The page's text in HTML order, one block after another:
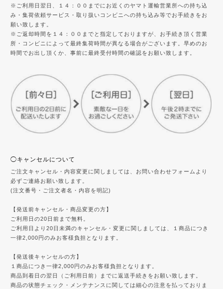
※ご利用日翌日、１４：００までにお近くのヤマト運輸営業所への持ち込
み・集荷依頼サービス・取り扱いコンビニへの持ち込み等でお手続きをお
願い致します。
※ご返却時間を１４：００までと指定しておりますが、お手続き頂く営業
所・コンビニによって最終集荷時間が異なる場合がございます。早めのお
時間でお出し頂くか、事前に最終受付時間の確認をお願い致します。
◯キャンセルについて
ご注文キャンセル・内容変更に関しましては、お問い合わせフォームより
必ずご連絡お願い致します。
(注文番号・ご注文者名・内容を明記)
【発送前キャンセル・商品変更の方】
ご利用日の20日前まで無料。
ご利用日より20日未満のキャンセル・変更に関しましては、１商品につき
一律2,000円のみお客様負担となります。
【発送後キャンセルの方】
１商品につき一律2,000円のみお客様負担となります。
商品到着日の翌日（ご利用日前）までに返送手続きをお願い致します。
商品の状態チェック・メンテナンスに関しては細心の注意を払っておりま